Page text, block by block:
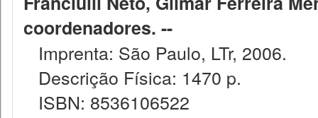
coordenadores. --
Imprenta: São Paulo, LTr, 2006.
Descrição Física: 1470 p.
ISBN: 8536106522